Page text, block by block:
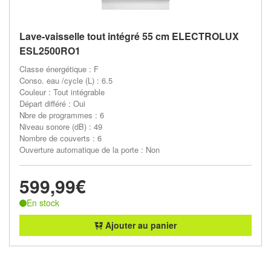
Lave-vaisselle tout intégré 55 cm ELECTROLUX
ESL2500RO1
Classe énergétique : F
Conso. eau /cycle (L) : 6.5
Couleur : Tout intégrable
Départ différé : Oui
Nbre de programmes : 6
Niveau sonore (dB) : 49
Nombre de couverts : 6
Ouverture automatique de la porte : Non
599,99€
En stock
Ajouter au panier